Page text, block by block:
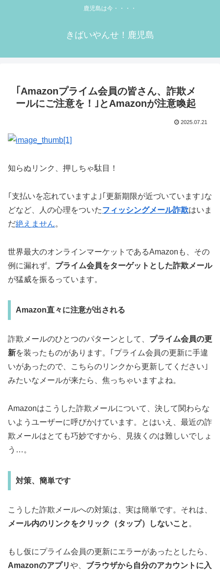
鹿児島は今・・・・
きばいやんせ！鹿児島
｢Amazonプライム会員の皆さん、詐欺メ
ールにご注意を！｣とAmazonが注意喚起
2025.07.21
知らぬリンク、押しちゃ駄目！
｢支払いを忘れていますよ｣｢更新期限が近づいています｣な
どなど、人の心理をついたフィッシングメール詐欺はいま
だ絶えません。
世界最大のオンラインマーケットであるAmazonも、その
例に漏れず。 プライム会員をターゲットとした詐欺メール
が猛威を振るっています。
Amazon直々に注意が出される
詐欺メールのひとつのパターンとして、 プライム会員の更
新を装ったものがあります。｢プライム会員の更新に手違
いがあったので、こちらのリンクから更新してください｣
みたいなメールが来たら、焦っちゃいますよね。
Amazonはこうした詐欺メールについて、決して関わらな
いようユーザーに呼びかけています。とはいえ、最近の詐
欺メールはとても巧妙ですから、見抜くのは難しいでしょ
う…。
対策、簡単です
こうした詐欺メールへの対策は、実は簡単です。それは、
メール内のリンクをクリック（タップ）しないこと 。
もし仮にプライム会員の更新にエラーがあったとしたら、
Amazonのアプリや、 ブラウザから自分のアカウントに入